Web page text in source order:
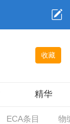
收藏
精华
ECA条目 物